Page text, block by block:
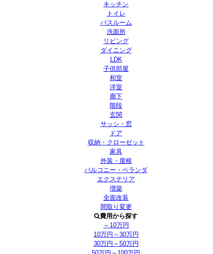
キッチン
トイレ
バスルーム
洗面所
リビング
ダイニング
LDK
子供部屋
和室
洋室
廊下
階段
玄関
サッシ・窓
ドア
収納・クローゼット
家具
外装・屋根
バルコニー・ベランダ
エクステリア
増築
全面改装
間取り変更
費用から探す
～10万円
10万円～30万円
30万円～50万円